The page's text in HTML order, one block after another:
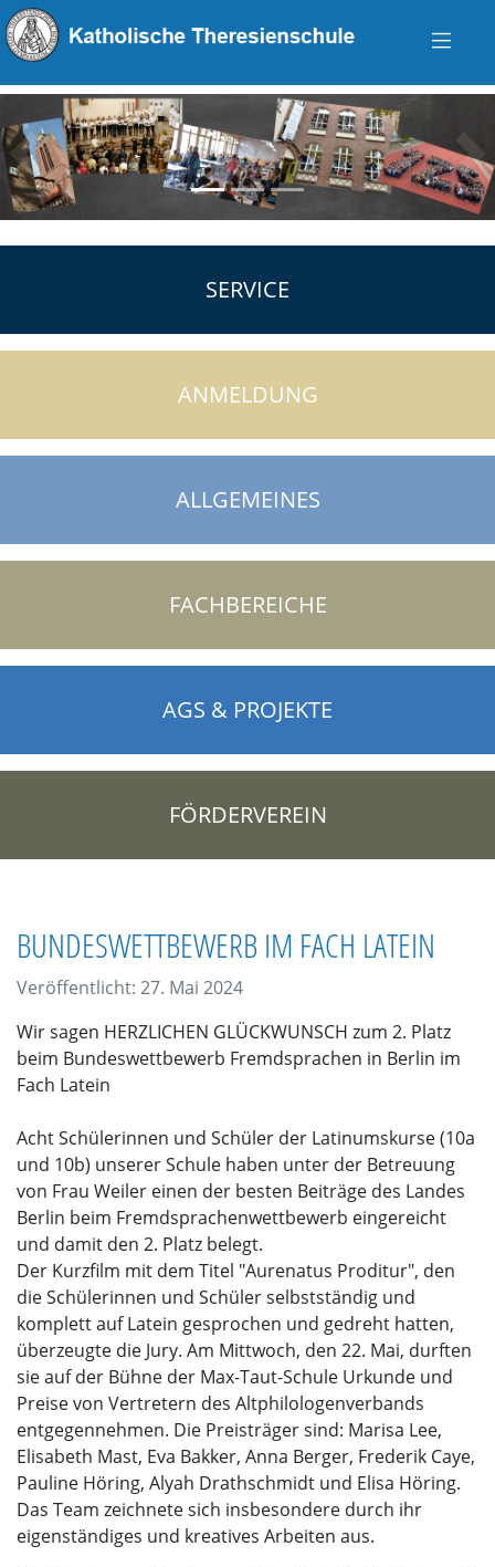
zurück
SERVICE
ANMELDUNG
ALLGEMEINES
FACHBEREICHE
AGS & PROJEKTE
FÖRDERVEREIN
BUNDESWETTBEWERB IM FACH LATEIN
Veröffentlicht: 27. Mai 2024
Wir sagen HERZLICHEN GLÜCKWUNSCH zum 2. Platz
beim Bundeswettbewerb Fremdsprachen in Berlin im
Fach Latein
Acht Schülerinnen und Schüler der Latinumskurse (10a
und 10b) unserer Schule haben unter der Betreuung
von Frau Weiler einen der besten Beiträge des Landes
Berlin beim Fremdsprachenwettbewerb eingereicht
und damit den 2. Platz belegt.
Der Kurzfilm mit dem Titel "Aurenatus Proditur", den
die Schülerinnen und Schüler selbstständig und
komplett auf Latein gesprochen und gedreht hatten,
überzeugte die Jury. Am Mittwoch, den 22. Mai, durften
sie auf der Bühne der Max-Taut-Schule Urkunde und
Preise von Vertretern des Altphilologenverbands
entgegennehmen. Die Preisträger sind: Marisa Lee,
Elisabeth Mast, Eva Bakker, Anna Berger, Frederik Caye,
Pauline Höring, Alyah Drathschmidt und Elisa Höring.
Das Team zeichnete sich insbesondere durch ihr
eigenständiges und kreatives Arbeiten aus.